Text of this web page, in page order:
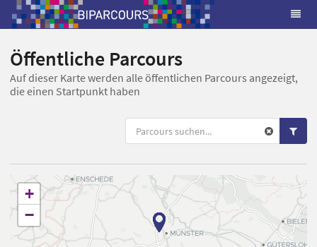
Öffentliche Parcours
Auf dieser Karte werden alle öffentlichen Parcours angezeigt,
die einen Startpunkt haben
+
−